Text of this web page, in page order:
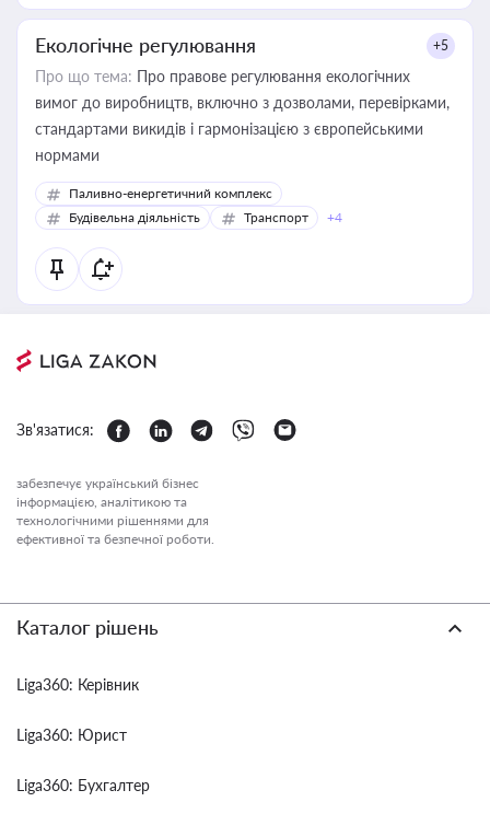
Екологічне регулювання +5
Про що тема: Про правове регулювання екологічних
вимог до виробництв, включно з дозволами, перевірками,
стандартами викидів і гармонізацією з європейськими
нормами
Паливно-енергетичний комплекс
Будівельна діяльність
Транспорт +4
Зв'язатися:
забезпечує український бізнес
інформацією, аналітикою та
технологічними рішеннями для
ефективної та безпечної роботи.
Каталог рішень
Liga360: Керівник
Liga360: Юрист
Liga360: Бухгалтер